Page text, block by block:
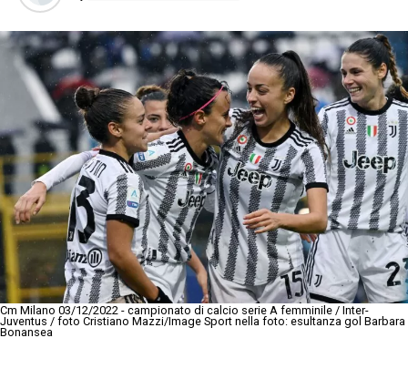
Cm Milano 03/12/2022 - campionato di calcio serie A femminile / Inter-
Juventus / foto Cristiano Mazzi/Image Sport nella foto: esultanza gol Barbara
Bonansea